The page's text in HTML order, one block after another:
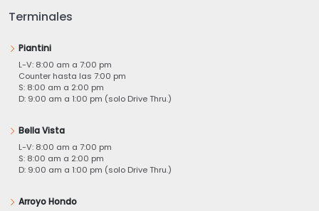
Terminales
Piantini
L-V: 8:00 am a 7:00 pm
Counter hasta las 7:00 pm
S: 8:00 am a 2:00 pm
D: 9:00 am a 1:00 pm (solo Drive Thru.)
Bella Vista
L-V: 8:00 am a 7:00 pm
S: 8:00 am a 2:00 pm
D: 9:00 am a 1:00 pm (solo Drive Thru.)
Arroyo Hondo